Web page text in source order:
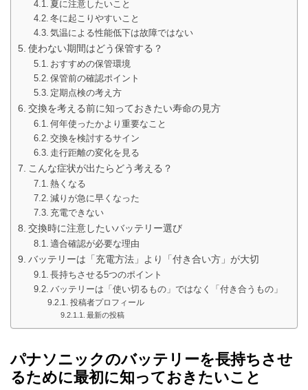
夏に注意したいこと
冬に起こりやすいこと
気温による性能低下は故障ではない
使わない期間はどう保管する？
おすすめの保管環境
保管前の確認ポイント
定期点検の考え方
交換を考える前に知っておきたい寿命の見方
何年使ったかより重要なこと
交換を検討するサイン
走行距離の変化を見る
こんな症状が出たらどう考える？
熱くなる
減りが急に早くなった
充電できない
交換時に注意したいバッテリー選び
適合確認が必要な理由
バッテリーは「充電方法」より「付き合い方」が大切
長持ちさせる5つのポイント
バッテリーは「使い切るもの」ではなく「付き合うもの」
投稿者プロフィール
最新の投稿
パナソニックのバッテリーを長持ちさせ
るために最初に知っておきたいこと